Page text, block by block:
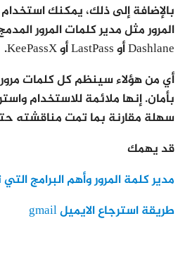
بالإضافة إلى ذلك، يمكنك
المرور مثل مدير كلمات المرور
Dashlane أو LastPass أو KeePassX.
أي من هؤلاء سينظم كل كلمات
بأمان. إنها ملائمة للاستخدام
سهلة مقارنة بما تمت مناقشته
قد يهمك
مدير كلمة المرور وأهم البرامج
طريقة استرجاع الايميل gmail